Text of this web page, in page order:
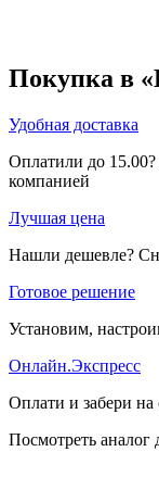
Покупка в
Удобная доставка
Оплатили до
компанией
Лучшая цена
Нашли дешевле?
Готовое решение
Установим,
Онлайн.Экспресс
Оплати и забери
Посмотреть аналог